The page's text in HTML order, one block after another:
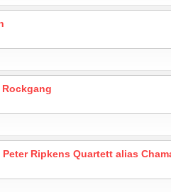
Ripkens Quartett alias